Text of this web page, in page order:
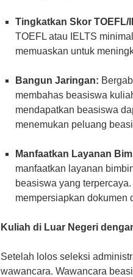
Tingkatkan Skor TOEFL/
TOEFL atau IELTS
memuaskan untuk
Bangun Jaringan:
membahas beasiswa
mendapatkan beasiswa
menemukan peluang
Manfaatkan Layanan
manfaatkan layanan
beasiswa yang
mempersiapkan dokumen
Kuliah di Luar Negeri
Setelah lolos seleksi
wawancara. Wawancara